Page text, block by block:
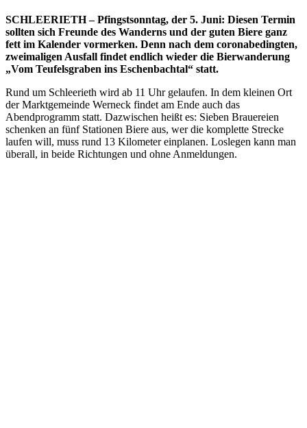
SCHLEERIETH – Pfingstsonntag, der 5. Juni: Diesen Termin
sollten sich Freunde des Wanderns und der guten Biere ganz
fett im Kalender vormerken. Denn nach dem coronabedingten,
zweimaligen Ausfall findet endlich wieder die Bierwanderung
„Vom Teufelsgraben ins Eschenbachtal“ statt.
Rund um Schleerieth wird ab 11 Uhr gelaufen. In dem kleinen Ort
der Marktgemeinde Werneck findet am Ende auch das
Abendprogramm statt. Dazwischen heißt es: Sieben Brauereien
schenken an fünf Stationen Biere aus, wer die komplette Strecke
laufen will, muss rund 13 Kilometer einplanen. Loslegen kann man
überall, in beide Richtungen und ohne Anmeldungen.